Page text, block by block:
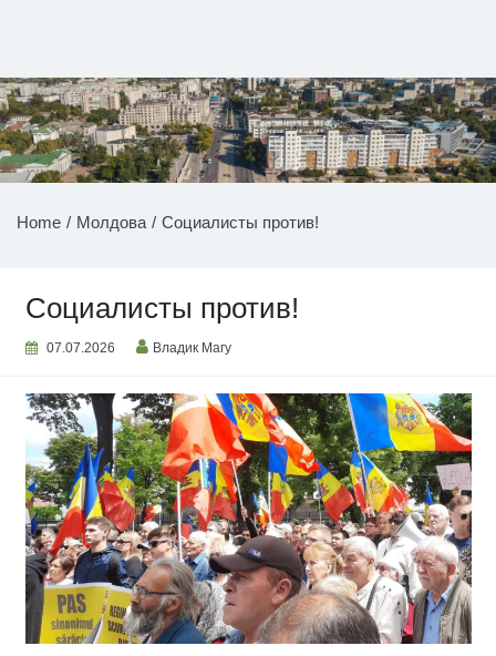
НОВОСТИ ПРИДНЕСТРОВЬЯ
Home Молдова Социалисты против!
Социалисты против!
07.07.2026 Владик Магу